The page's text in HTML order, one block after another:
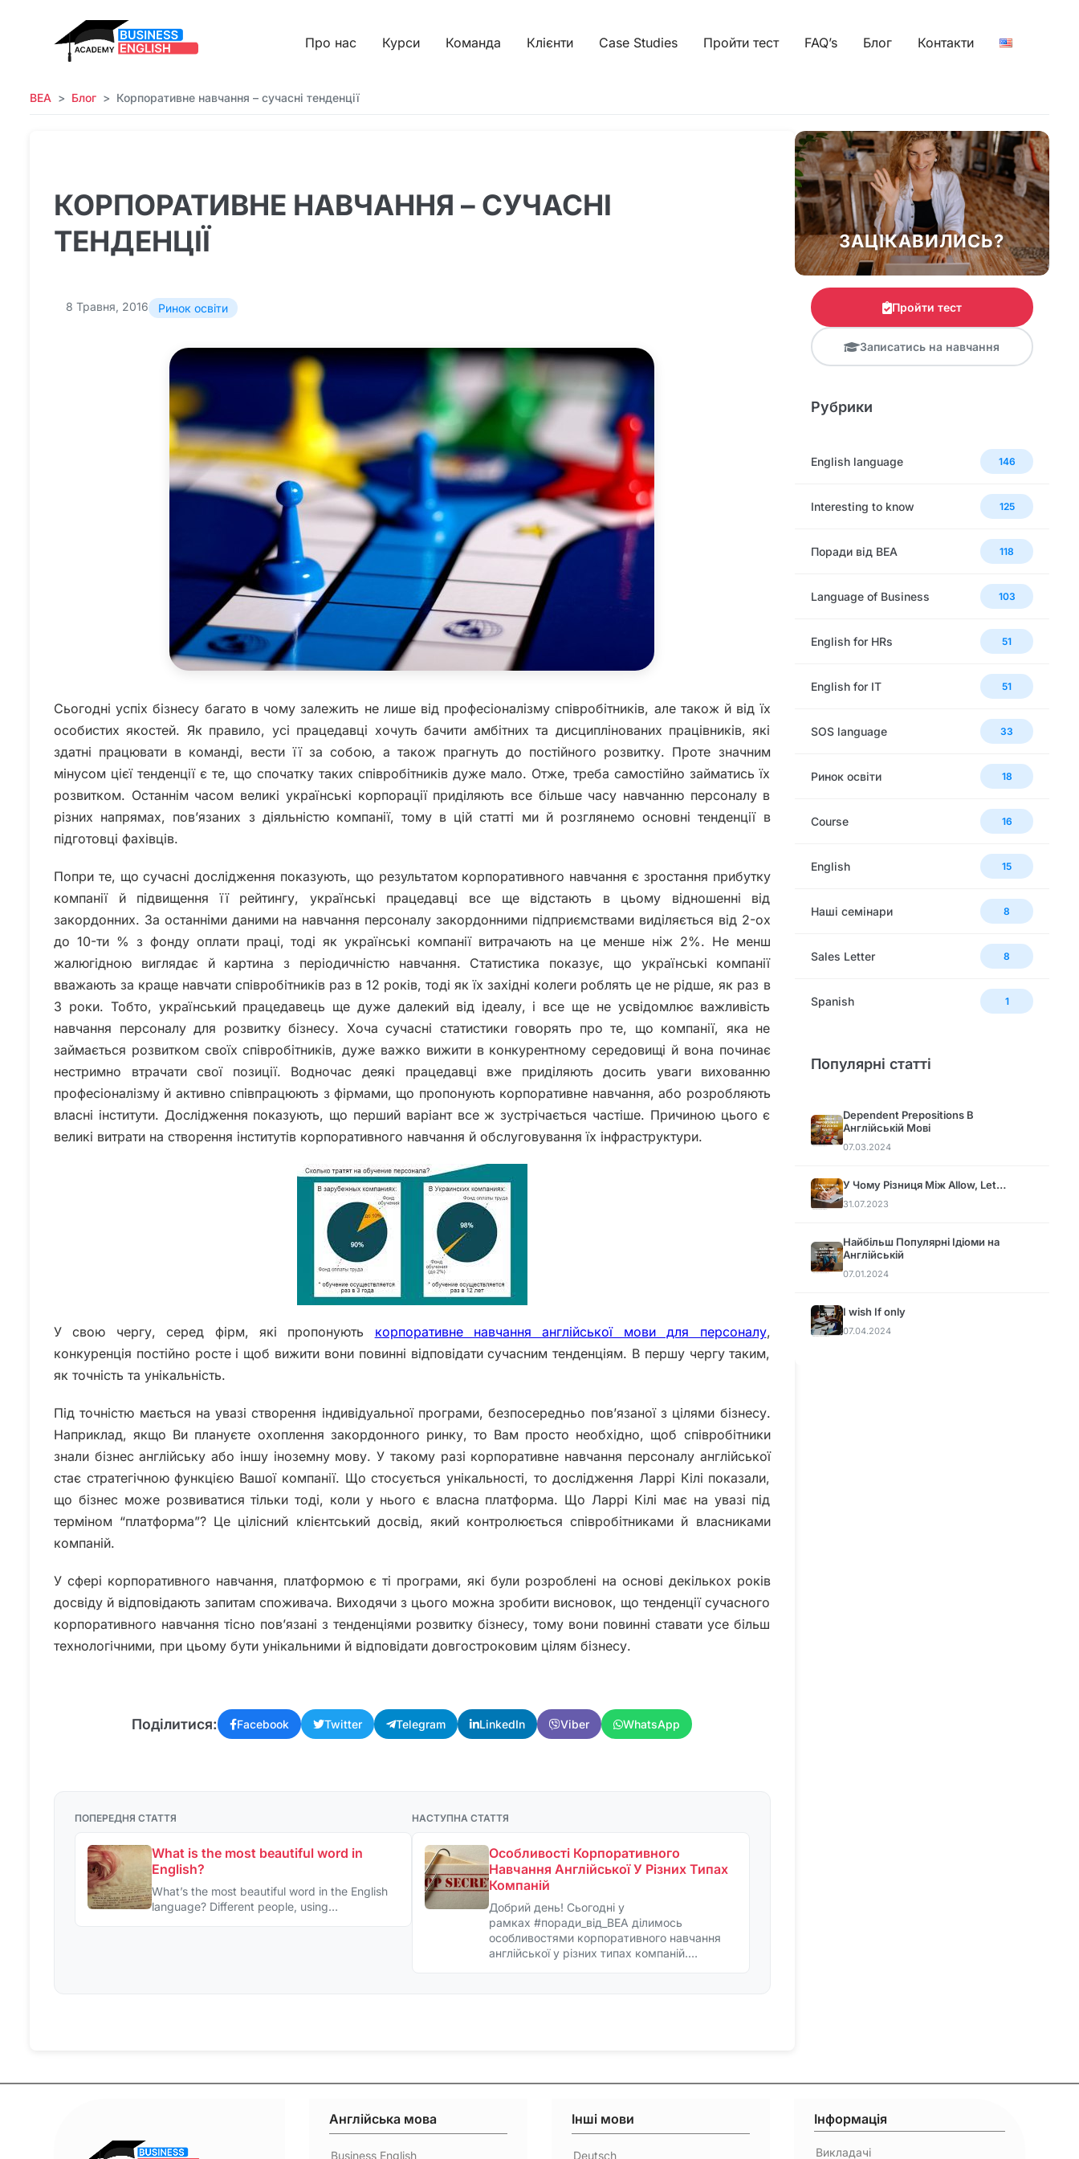
Про нас Курси Команда Клієнти Case Studies Пройти тест FAQ’s Блог Контакти
BEA Блог Корпоративне навчання – сучасні тенденції
КОРПОРАТИВНЕ НАВЧАННЯ – СУЧАСНІ
ТЕНДЕНЦІЇ
8 Травня, 2016 Ринок освіти
Сьогодні успіх бізнесу багато в чому залежить не лише від професіоналізму співробітників, але також й від їх
особистих якостей. Як правило, усі працедавці хочуть бачити амбітних та дисциплінованих працівників, які
здатні працювати в команді, вести її за собою, а також прагнуть до постійного розвитку. Проте значним
мінусом цієї тенденції є те, що спочатку таких співробітників дуже мало. Отже, треба самостійно займатись їх
розвитком. Останнім часом великі українські корпорації приділяють все більше часу навчанню персоналу в
різних напрямах, пов’язаних з діяльністю компанії, тому в цій статті ми й розглянемо основні тенденції в
підготовці фахівців.
Попри те, що сучасні дослідження показують, що результатом корпоративного навчання є зростання прибутку
компанії й підвищення її рейтингу, українські працедавці все ще відстають в цьому відношенні від
закордонних. За останніми даними на навчання персоналу закордонними підприємствами виділяється від 2-ох
до 10-ти % з фонду оплати праці, тоді як українські компанії витрачають на це менше ніж 2%. Не менш
жалюгідною виглядає й картина з періодичністю навчання. Статистика показує, що українські компанії
вважають за краще навчати співробітників раз в 12 років, тоді як їх західні колеги роблять це не рідше, як раз в
3 роки. Тобто, український працедавець ще дуже далекий від ідеалу, і все ще не усвідомлює важливість
навчання персоналу для розвитку бізнесу. Хоча сучасні статистики говорять про те, що компанії, яка не
займається розвитком своїх співробітників, дуже важко вижити в конкурентному середовищі й вона починає
нестримно втрачати свої позиції. Водночас деякі працедавці вже приділяють досить уваги вихованню
професіоналізму й активно співпрацюють з фірмами, що пропонують корпоративне навчання, або розробляють
власні інститути. Дослідження показують, що перший варіант все ж зустрічається частіше. Причиною цього є
великі витрати на створення інститутів корпоративного навчання й обслуговування їх інфраструктури.
У свою чергу, серед фірм, які пропонують корпоративне навчання англійської мови для персоналу,
конкуренція постійно росте і щоб вижити вони повинні відповідати сучасним тенденціям. В першу чергу таким,
як точність та унікальність.
Під точністю мається на увазі створення індивідуальної програми, безпосередньо пов’язаної з цілями бізнесу.
Наприклад, якщо Ви плануєте охоплення закордонного ринку, то Вам просто необхідно, щоб співробітники
знали бізнес англійську або іншу іноземну мову. У такому разі корпоративне навчання персоналу англійської
стає стратегічною функцією Вашої компанії. Що стосується унікальності, то дослідження Ларрі Кілі показали,
що бізнес може розвиватися тільки тоді, коли у нього є власна платформа. Що Ларрі Кілі має на увазі під
терміном “платформа”? Це цілісний клієнтський досвід, який контролюється співробітниками й власниками
компаній.
У сфері корпоративного навчання, платформою є ті програми, які були розроблені на основі декількох років
досвіду й відповідають запитам споживача. Виходячи з цього можна зробити висновок, що тенденції сучасного
корпоративного навчання тісно пов’язані з тенденціями розвитку бізнесу, тому вони повинні ставати усе більш
технологічними, при цьому бути унікальними й відповідати довгостроковим цілям бізнесу.
Поділитися: Facebook Twitter Telegram LinkedIn Viber WhatsApp
ПОПЕРЕДНЯ СТАТТЯ
What is the most beautiful word in
English?
What’s the most beautiful word in the English
language? Different people, using…
НАСТУПНА СТАТТЯ
Особливості Корпоративного
Навчання Англійської У Різних Типах
Компаній
Добрий день! Сьогодні у
рамках ‪#‎поради_від_BEA‬ ділимось
особливостями корпоративного навчання
англійської у різних типах компаній.…
ЗАЦІКАВИЛИСЬ?
Пройти тест
Записатись на навчання
Рубрики
English language 146
Interesting to know 125
Поради від BEA 118
Language of Business 103
English for HRs 51
English for IT 51
SOS language 33
Ринок освіти 18
Сourse 16
English 15
Наші семінари 8
Sales Letter 8
Spanish 1
Популярні статті
Dependent Prepositions В
Англійській Мові
07.03.2024
У Чому Різниця Між Allow, Let…
31.07.2023
Найбільш Популярні Ідіоми на
Англійській
07.01.2024
I wish If only
07.04.2024
Англійська мова
Business English
Інші мови
Deutsch
Інформація
Викладачі